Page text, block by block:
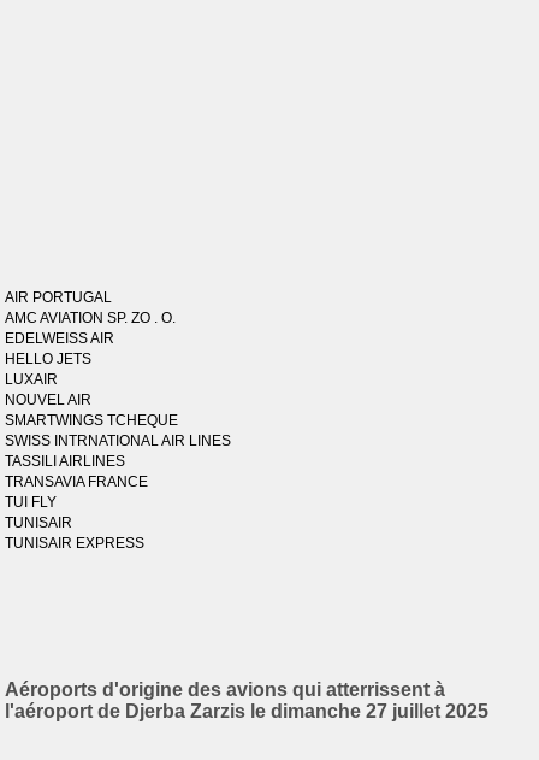
AIR PORTUGAL
AMC AVIATION SP. ZO . O.
EDELWEISS AIR
HELLO JETS
LUXAIR
NOUVEL AIR
SMARTWINGS TCHEQUE
SWISS INTRNATIONAL AIR LINES
TASSILI AIRLINES
TRANSAVIA FRANCE
TUI FLY
TUNISAIR
TUNISAIR EXPRESS
Aéroports d'origine des avions qui atterrissent à
l'aéroport de Djerba Zarzis le dimanche 27 juillet 2025